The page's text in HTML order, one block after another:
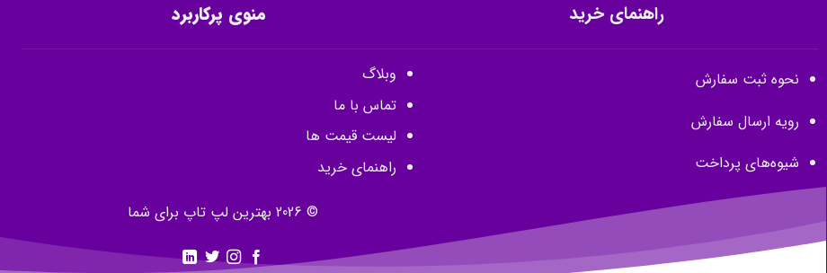
راهنمای خرید
نحوه ثبت سفارش
رویه ارسال سفارش
شیوه‌های پرداخت
منوی پرکاربرد
وبلاگ
تماس با ما
لیست قیمت ها
راهنمای خرید
© 2026 بهترین لپ تاپ برای شما